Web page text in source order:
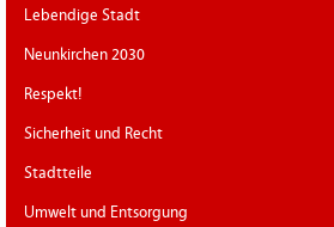
Lebendige Stadt
Neunkirchen 2030
Respekt!
Sicherheit und Recht
Stadtteile
Umwelt und Entsorgung